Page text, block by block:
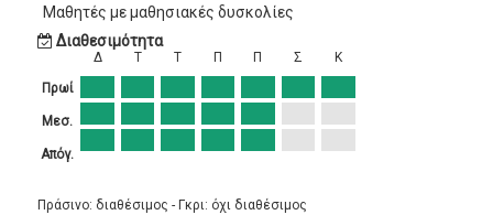
Μαθητές με μαθησιακές δυσκολίες
Διαθεσιμότητα
Πρωί
Μεσ.
Απόγ.
Δ Τ Τ Π Π Σ Κ
Πράσινο: διαθέσιμος - Γκρι: όχι διαθέσιμος